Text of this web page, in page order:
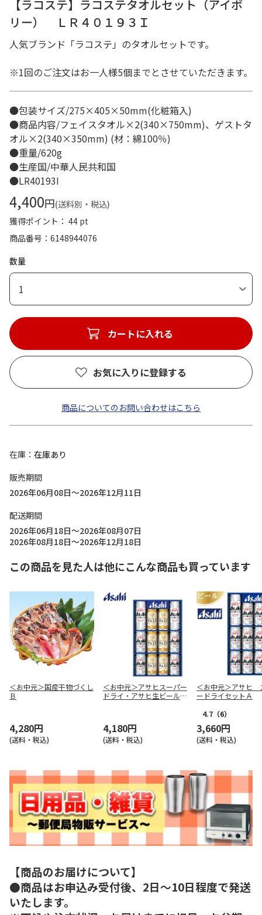
【ラコステ】ラコステタオルセット（アイボ
リー） ＬＲ４０１９３Ｉ
人気ブランド「ラコステ」のタオルセットです。
※1回のご注文はお一人様5個までとさせていただきます。
●包装サイズ/275×405×50mm(化粧箱入)
●商品内容/フェイスタオル×2(340×750mm)、ゲストタ
オル×2(340×350mm) (材：綿100％)
●重量/620g
●生産国/中華人民共和国
●LR40193I
4,400円(送料別・税込)
獲得ポイント： 44 pt
商品番号
6148944076
数量
1
カートに入れる
お気に入りに登録する
商品についてのお問い合わせはこちら
在庫
在庫あり
販売期間
2026年06月08日～2026年12月11日
配送期間
2026年06月18日～2026年08月07日
2026年08月18日～2026年12月18日
この商品を見た人は他にこんな商品も買っています
＜お中元＞国産干物づくし
Ｂ
4,280円
(送料・税込)
＜お中元＞アサヒスーパー
ドライ・アサヒ生ビールダ
4,180円
(送料・税込)
＜お中元＞アサヒ
ードライセットＡ
4.7 （6）
3,660円
(送料・税込)
【商品のお届けについて】
●商品はお申込み受付後、2日～10日程度で発送
いたします。